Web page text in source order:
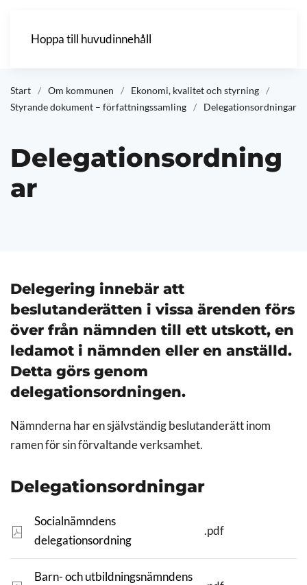
Hoppa till huvudinnehåll
Start Om kommunen
Ekonomi, kvalitet och styrning
Styrande dokument – författningssamling
Delegationsordningar
Delegationsordning
ar
Delegering innebär att
beslutanderätten i vissa ärenden förs
över från nämnden till ett utskott, en
ledamot i nämnden eller en anställd.
Detta görs genom
delegationsordningen.
Nämnderna har en självständig beslutanderätt inom
ramen för sin förvaltande verksamhet.
Delegationsordningar
Socialnämndens
delegationsordning
.pdf
Barn- och utbildningsnämndens